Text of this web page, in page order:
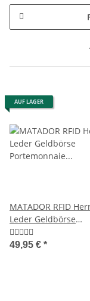
AUF LAGER
MATADOR RFID
Leder Geldbörse
Portemonnaie
Braun
49,95 € *